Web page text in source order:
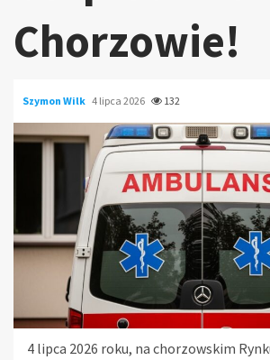
Chorzowie!
Szymon Wilk 4 lipca 2026 132
4 lipca 2026 roku, na chorzowskim